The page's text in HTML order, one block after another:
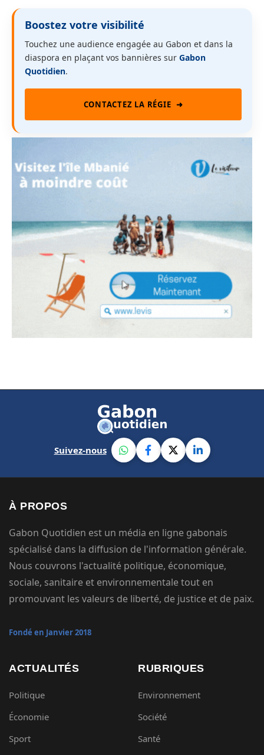
Boostez votre visibilité
Touchez une audience engagée au Gabon et dans la
diaspora en plaçant vos bannières sur Gabon
Quotidien.
CONTACTEZ LA RÉGIE ➜
Suivez-nous
À PROPOS
Gabon Quotidien est un média en ligne gabonais
spécialisé dans la diffusion de l'information générale.
Nous couvrons l'actualité politique, économique,
sociale, sanitaire et environnementale tout en
promouvant les valeurs de liberté, de justice et de paix.
Fondé en Janvier 2018
ACTUALITÉS
Politique
Économie
Sport
RUBRIQUES
Environnement
Société
Santé